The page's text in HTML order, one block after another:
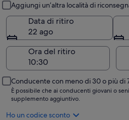
Aggiungi un’altra località di
Data di ritiro
22 ago
Ora del ritiro
Conducente con meno di 30 o più di
È possibile che ai conducenti giovani o
supplemento aggiuntivo.
Ho un codice sconto